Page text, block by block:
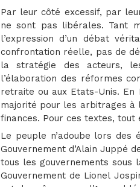
Par leur côté excessif, par
ne sont pas libérales. Tant
l’expression d’un débat
confrontation réelle, pas de
la stratégie des acteurs,
l’élaboration des réformes
retraite ou aux Etats-Unis.
majorité pour les arbitrages à
finances. Pour ces textes,
Le peuple n’adoube lors des
Gouvernement d’Alain Juppé
tous les gouvernements sous
Gouvernement de Lionel